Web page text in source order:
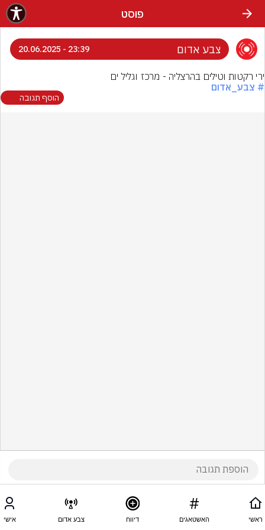
פוסט
צבע אדום 23:39 - 20.06.2025
ירי רקטות וטילים בהרצליה - מרכז וגליל ים
# צבע_אדום
הוסף תגובה
ראשי האשטאגים דיווח צבע אדום אישי